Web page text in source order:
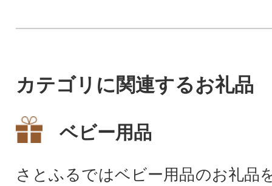
カテゴリに関連するお礼品
ベビー用品
さとふるではベビー用品のお礼品